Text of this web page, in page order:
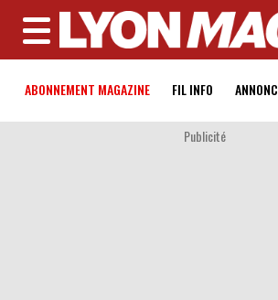
MENU
ABONNEMENT MAGAZINE FIL INFO
Publicité